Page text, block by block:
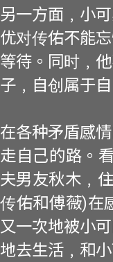
另一方面﹐小
优对传佑不能
等待。同时﹐
子﹐自创属于
在各种矛盾感
走自己的路。
夫男友秋木﹐
传佑和傅薇)在
又一次地被小
地去生活﹐和